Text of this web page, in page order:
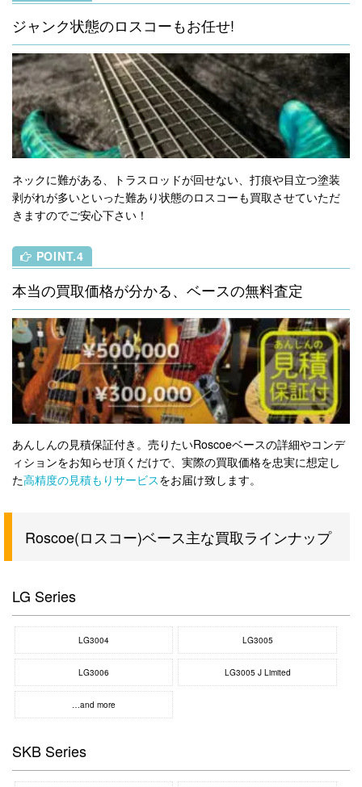
ジャンク状態のロスコーもお任せ!
ネックに難がある、トラスロッドが回せない、打痕や目立つ塗装
剥がれが多いといった難あり状態のロスコーも買取させていただ
きますのでご安心下さい！
POINT.4
本当の買取価格が分かる、ベースの無料査定
あんしんの見積保証付き。売りたいRoscoeベースの詳細やコンデ
ィションをお知らせ頂くだけで、実際の買取価格を忠実に想定し
た高精度の見積もりサービスをお届け致します。
Roscoe(ロスコー)ベース主な買取ラインナップ
LG Series
LG3004 LG3005
LG3006 LG3005 J Limited
…and more
SKB Series